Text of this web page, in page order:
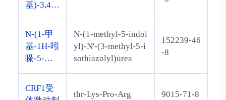
(3H)-羧
基)-3,4-
酰胺
N-(1-甲
基-1H-吲
哚-5-基)-
基-5-异
噻唑)脲
N-(1-methyl-5-indol
yl)-N'-(3-methyl-5-i
sothiazolyl)urea
152239-46
-8
CRF1受
thr-Lys-Pro-Arg 9015-71-8